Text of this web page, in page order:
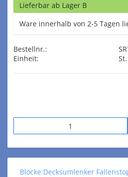
Lieferbar ab Lager B
Ware innerhalb von 2-5 Tagen
Bestellnr.:
Einheit:
St.
Blöcke Decksumlenker